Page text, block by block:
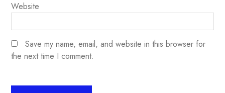
Website
Save my name, email, and website in this browser for
the next time I comment.